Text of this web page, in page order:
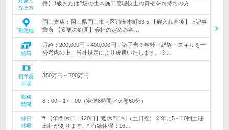
なる方
件】1級または2級の土木施工管理技士の資格をお持ちの方
勤務地
岡山支店：岡山県岡山市南区浦安本町63-5 【雇入れ直後】上記事
業所 【変更の範囲】会社の定める各…
給与
月給：200,000円～400,000円＋諸手当※年齢・経験・スキルを十
分考慮の上、当社規定により優遇いたします。※…
初年度
年収
350万円～700万円
勤務
時間
8：00～17：00（実働8時間／休憩60分）
休日
休暇
# 【年間休日：120日】週休2日制（土日祝）※年に5～10回土曜
出社があります。* 有給休暇：16…